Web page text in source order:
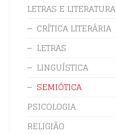
LETRAS E LITERATURA
CRÍTICA LITERÁRIA
LETRAS
LINGUÍSTICA
SEMIÓTICA
PSICOLOGIA
RELIGIÃO